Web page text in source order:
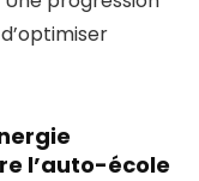
l’auto-école